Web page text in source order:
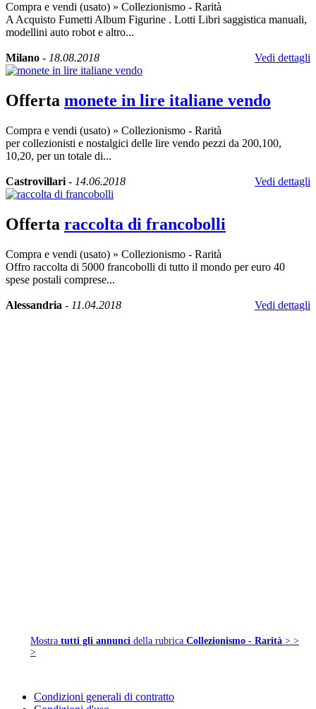
Compra e vendi (usato) » Collezionismo - Rarità
A Acquisto Fumetti Album Figurine . Lotti Libri saggistica manuali,
modellini auto robot e altro...
Milano - 18.08.2018 Vedi dettagli
Offerta monete in lire italiane vendo
Compra e vendi (usato) » Collezionismo - Rarità
per collezionisti e nostalgici delle lire vendo pezzi da 200,100,
10,20, per un totale di...
Castrovillari - 14.06.2018 Vedi dettagli
Offerta raccolta di francobolli
Compra e vendi (usato) » Collezionismo - Rarità
Offro raccolta di 5000 francobolli di tutto il mondo per euro 40
spese postali comprese...
Alessandria - 11.04.2018 Vedi dettagli
Mostra tutti gli annunci della rubrica Collezionismo - Rarità > >
>
Condizioni generali di contratto